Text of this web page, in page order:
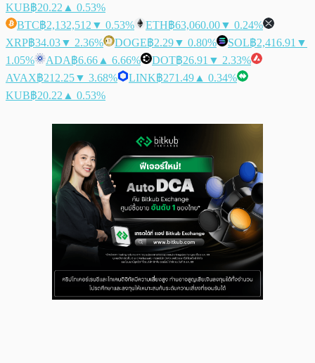
KUB฿20.22 ▲ 0.53%
BTC฿2,132,512 ▼ 0.53% ETH฿63,060.00▼ 0.24%
XRP฿34.03▼ 2.36% DOGE฿2.29▼ 0.80% SOL฿2,416.91 ▼
1.05%
ADA฿6.66 ▲ 6.66% DOT฿26.91 ▼ 2.33%
AVAX฿212.25▼ 3.68% LINK฿271.49 ▲ 0.34%
KUB฿20.22 ▲ 0.53%